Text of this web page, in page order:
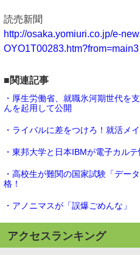
読売新聞
http://osaka.yomiuri.co.jp/e-
OYO1T00283.htm?from=main3
■関連記事
・厚生労働省、就職氷河期世代を
んを起用して公開
・ライバルに差をつけろ！就活メ
・東邦大学と日本IBMが電子カル
・高校生が難関の国家試験「デー
格！
・アノニマスが「誤爆ごめんな
アクセスランキング